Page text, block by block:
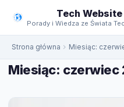
treści
Tech Website
Porady i Wiedza ze Świata
Strona główna Miesiąc:
Miesiąc: czerwiec